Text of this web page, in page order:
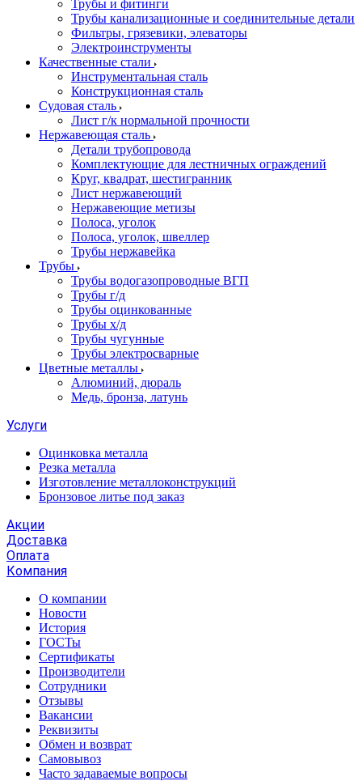
Трубы и фитинги
Трубы канализационные и соединительные детали
Фильтры, грязевики, элеваторы
Электроинструменты
Качественные стали
Инструментальная сталь
Конструкционная сталь
Судовая сталь
Лист г/к нормальной прочности
Нержавеющая сталь
Детали трубопровода
Комплектующие для лестничных ограждений
Круг, квадрат, шестигранник
Лист нержавеющий
Нержавеющие метизы
Полоса, уголок
Полоса, уголок, швеллер
Трубы нержавейка
Трубы
Трубы водогазопроводные ВГП
Трубы г/д
Трубы оцинкованные
Трубы х/д
Трубы чугунные
Трубы электросварные
Цветные металлы
Алюминий, дюраль
Медь, бронза, латунь
Услуги
Оцинковка металла
Резка металла
Изготовление металлоконструкций
Бронзовое литье под заказ
Акции
Доставка
Оплата
Компания
О компании
Новости
История
ГОСТы
Сертификаты
Производители
Сотрудники
Отзывы
Вакансии
Реквизиты
Обмен и возврат
Самовывоз
Часто задаваемые вопросы